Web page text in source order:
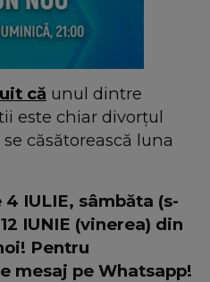
că unul dintre
este chiar divorțul
căsătorească luna
IULIE, sâmbăta (s-
IUNIE (vinerea) din
Pentru
mesaj pe Whatsapp!